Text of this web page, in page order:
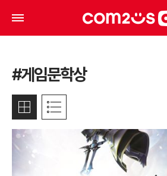
#게임문학상